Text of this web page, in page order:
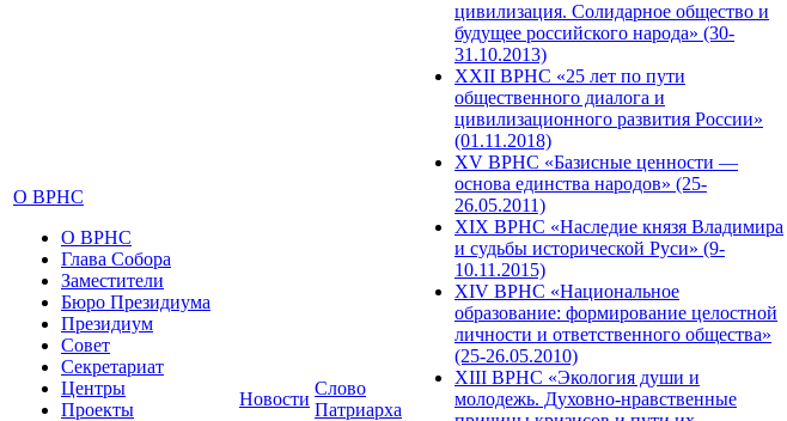
О ВРНС
О ВРНС
Глава Собора
Заместители
Бюро Президиума
Президиум
Совет
Секретариат
Центры
Проекты
Новости
Слово
Патриарха
цивилизация. Солидарное общество и
будущее российского народа» (30-
31.10.2013)
XXII ВРНС «25 лет по пути
общественного диалога и
цивилизационного развития России»
(01.11.2018)
XV ВРНС «Базисные ценности —
основа единства народов» (25-
26.05.2011)
XIX ВРНС «Наследие князя Владимира
и судьбы исторической Руси» (9-
10.11.2015)
XIV ВРНС «Национальное
образование: формирование целостной
личности и ответственного общества»
(25-26.05.2010)
XIII ВРНС «Экология души и
молодежь. Духовно-нравственные